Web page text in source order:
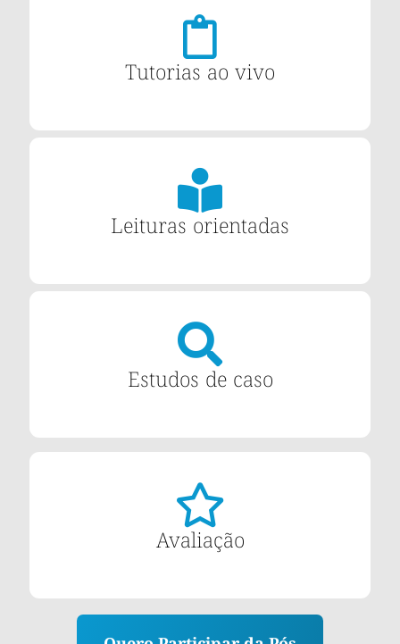
Tutorias ao vivo
Leituras orientadas
Estudos de caso
Avaliação